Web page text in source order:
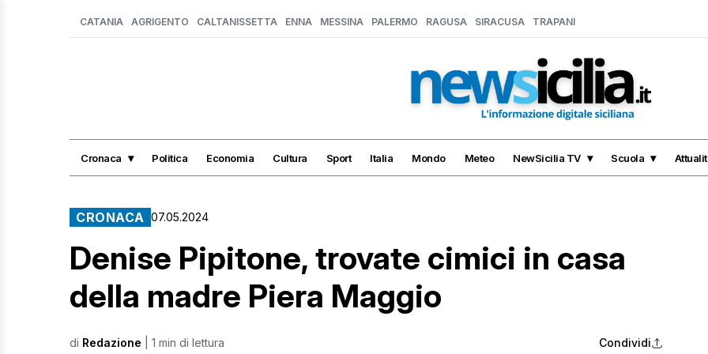
CATANIA AGRIGENTO CALTANISSETTA ENNA MESSINA PALERMO RAGUSA SIRACUSA TRAPANI
Cronaca Politica Economia Cultura Sport Italia Mondo Meteo NewSicilia TV Scuola
CRONACA 07.05.2024
Denise Pipitone, trovate cimici in casa
della madre Piera Maggio
di Redazione | 1 min di lettura Condividi